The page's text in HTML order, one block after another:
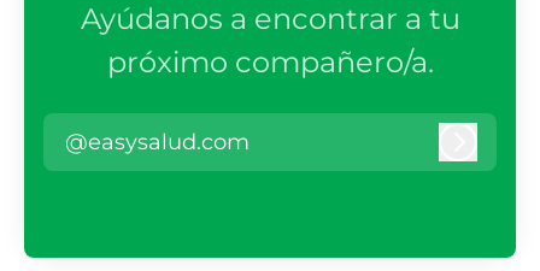
Ayúdanos a encontrar a tu
próximo compañero/a.
@easysalud.com